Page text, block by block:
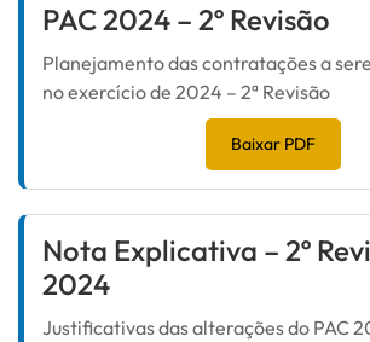
PAC 2024 – 2º Revisão
Planejamento das contratações a
no exercício de 2024 – 2ª Revisão
Baixar PDF
Nota Explicativa – 2º
2024
Justificativas das alterações do PAC